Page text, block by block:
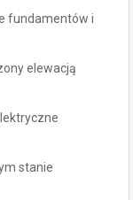
fundamentów i
elewacją
stanie